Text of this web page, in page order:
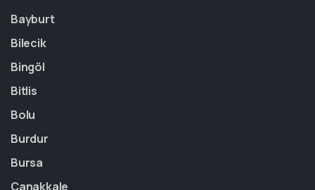
Bayburt
Bilecik
Bingöl
Bitlis
Bolu
Burdur
Bursa
Çanakkale